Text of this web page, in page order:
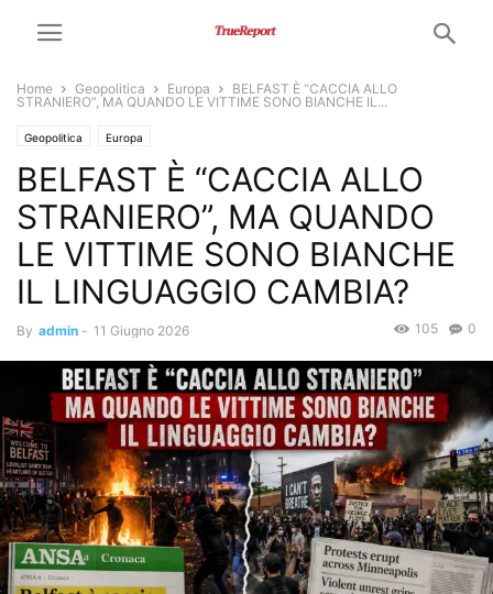
Home Geopolitica Europa
BELFAST È “CACCIA ALLO
STRANIERO”, MA QUANDO LE VITTIME SONO BIANCHE IL...
Geopolitica Europa
BELFAST È “CACCIA ALLO
STRANIERO”, MA QUANDO
LE VITTIME SONO BIANCHE
IL LINGUAGGIO CAMBIA?
By admin - 11 Giugno 2026 0
105